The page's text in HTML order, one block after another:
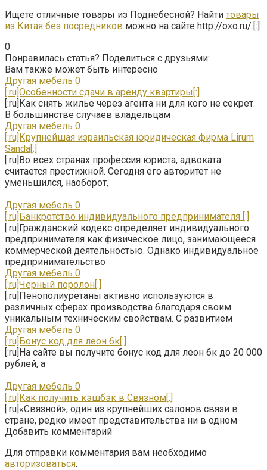
Ищете отличные товары из Поднебесной? Найти товары
из Китая без посредников можно на сайте http://oxo.ru/.[:]
0
Понравилась статья? Поделиться с друзьями:
Вам также может быть интересно
Другая мебель 0
[:ru]Особенности сдачи в аренду квартиры[:]
[:ru]Как снять жилье через агента ни для кого не секрет.
В большинстве случаев владельцам
Другая мебель 0
[:ru]Крупнейшая израильская юридическая фирма Lirum
Sanda[:]
[:ru]Во всех странах профессия юриста, адвоката
считается престижной. Сегодня его авторитет не
уменьшился, наоборот,
Другая мебель 0
[:ru]Банкротство индивидуального предпринимателя [:]
[:ru]Гражданский кодекс определяет индивидуального
предпринимателя как физическое лицо, занимающееся
коммерческой деятельностью. Однако индивидуальное
предпринимательство
Другая мебель 0
[:ru]Черный поролон[:]
[:ru]Пенополиуретаны активно используются в
различных сферах производства благодаря своим
уникальным техническим свойствам. С развитием
Другая мебель 0
[:ru]Бонус код для леон бк[:]
[:ru]На сайте вы получите бонус код для леон бк до 20 000
рублей, а
Другая мебель 0
[:ru]Как получить кэшбэк в Связном[:]
[:ru]«Связной», один из крупнейших салонов связи в
стране, редко имеет представительства ни в одном
Добавить комментарий
Для отправки комментария вам необходимо
авторизоваться.